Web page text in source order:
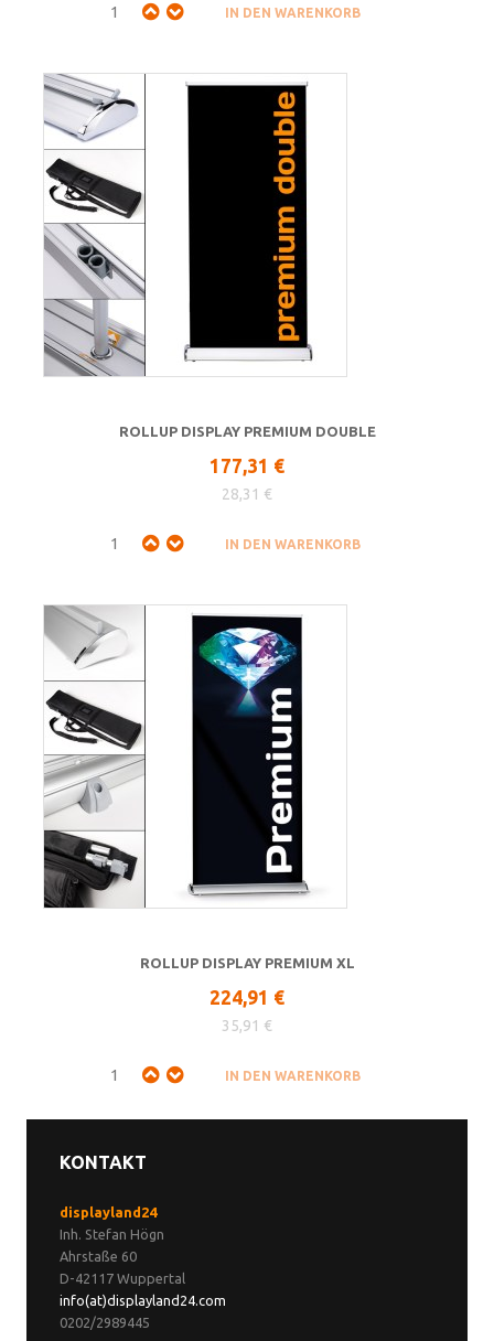
ROLLUP DISPLAY PREMIUM DOUBLE
177,31 €
28,31 €
ROLLUP DISPLAY PREMIUM XL
224,91 €
35,91 €
KONTAKT
displayland24
Inh. Stefan Högn
Ahrstaße 60
D-42117 Wuppertal
info(at)displayland24.com
0202/2989445